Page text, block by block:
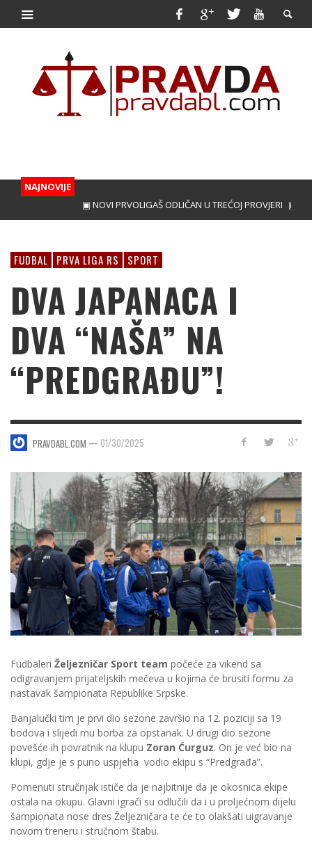
NAJNOVIJE
▣ NOVI PRVOLIGAŠ ODLIČAN U TREĆOJ PROVJERI ▣ PERICA
FUDBAL PRVA LIGA RS SPORT
DVA JAPANACA I
DVA “NAŠA” NA
“PREDGRAĐU”!
PRAVDABL.COM — 01/30/2025
Fudbaleri Željezničar Sport team počeće za vikend sa
odigravanjem prijateljskih mečeva u kojima će brusiti formu za
nastavak šampionata Republike Srpske.
Banjalučki tim je prvi dio sezone završio na 12. poziciji sa 19
bodova i slijedi mu borba za opstanak. U drugi dio sezone
povešće ih povratnik na klupu Zoran Ćurguz. On je već bio na
klupi, gdje je s puno uspjeha vodio ekipu s “Predgrađa”.
Pomenuti stručnjak ističe da je najbitnije da je okosnica ekipe
ostala na okupu. Glavni igrači su odlučili da i u proljećnom dijelu
šampionata nose dres Željezničara te će to olakšati uigravanje
novom treneru i stručnom štabu.